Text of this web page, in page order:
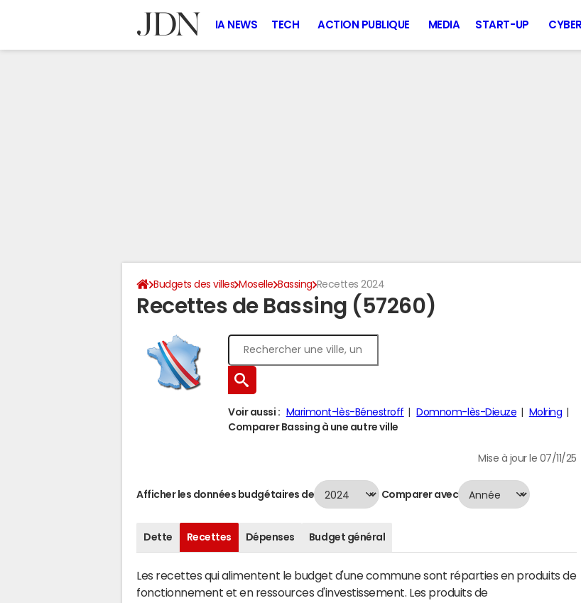
IA NEWS TECH ACTION PUBLIQUE MEDIA START-UP
Budgets des villes Moselle Bassing Recettes 2024
Recettes de Bassing (57260)
Voir aussi : Marimont-lès-Bénestroff Domnom-lès-Dieuze
Molring
Comparer Bassing à une autre ville
Mise à jour le 07/11/25
Afficher les données budgétaires de Comparer avec
Dette Recettes Dépenses Budget général
Les recettes qui alimentent le budget d'une commune sont réparties en produits de
fonctionnement et en ressources d'investissement. Les produits de